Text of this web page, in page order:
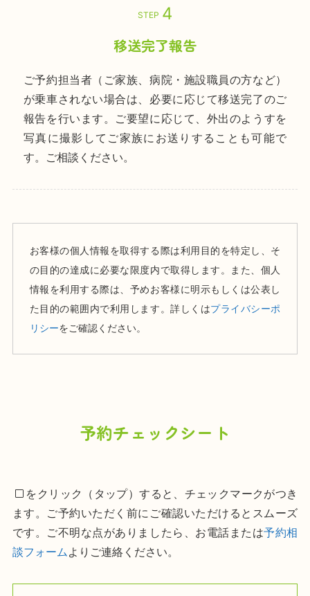
STEP
移送完了報告
ご予約担当者（ご家族、病院・施設職員の方など）
が乗車されない場合は、必要に応じて移送完了のご
報告を行います。ご要望に応じて、外出のようすを
写真に撮影してご家族にお送りすることも可能で
す。ご相談ください。
お客様の個人情報を取得する際は利用目的を特定し、そ
の目的の達成に必要な限度内で取得します。また、個人
情報を利用する際は、予めお客様に明示もしくは公表し
た目的の範囲内で利用します。詳しくはプライバシーポ
リシーをご確認ください。
予約チェックシート
をクリック（タップ）すると、チェックマークがつき
ます。ご予約いただく前にご確認いただけるとスムーズ
です。ご不明な点がありましたら、お電話または予約相
談フォーム よりご連絡ください。